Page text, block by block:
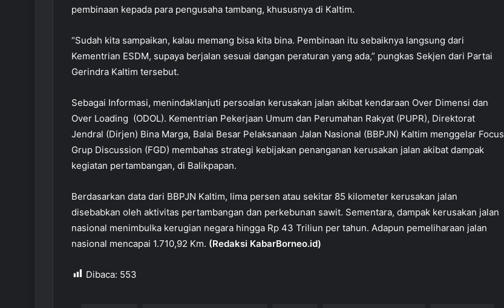
pembinaan kepada para pengusaha tambang, khususnya di Kaltim.
“Sudah kita sampaikan, kalau memang bisa kita bina. Pembinaan itu sebaiknya langsung dari
Kementrian ESDM, supaya berjalan sesuai dangan peraturan yang ada,” pungkas Sekjen dari Partai
Gerindra Kaltim tersebut.
Sebagai Informasi, menindaklanjuti persoalan kerusakan jalan akibat kendaraan Over Dimensi dan
Over Loading (ODOL). Kementrian Pekerjaan Umum dan Perumahan Rakyat (PUPR), Direktorat
Jendral (Dirjen) Bina Marga, Balai Besar Pelaksanaan Jalan Nasional (BBPJN) Kaltim menggelar Focus
Grup Discussion (FGD) membahas strategi kebijakan penanganan kerusakan jalan akibat dampak
kegiatan pertambangan, di Balikpapan.
Berdasarkan data dari BBPJN Kaltim, lima persen atau sekitar 85 kilometer kerusakan jalan
disebabkan oleh aktivitas pertambangan dan perkebunan sawit. Sementara, dampak kerusakan jalan
nasional menimbulka kerugian negara hingga Rp 43 Triliun per tahun. Adapun pemeliharaan jalan
nasional mencapai 1.710,92 Km. (Redaksi KabarBorneo.id)
Dibaca: 553